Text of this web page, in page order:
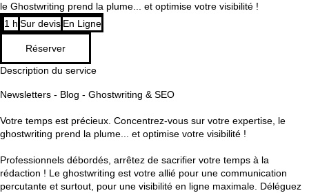
le Ghostwriting prend la plume... et optimise votre visibilité !
1 h 1
Sur
devis
Sur devis En Ligne
Réserver
Description du service
Newsletters - Blog - Ghostwriting & SEO
Votre temps est précieux. Concentrez-vous sur votre expertise, le
ghostwriting prend la plume... et optimise votre visibilité !
Professionnels débordés, arrêtez de sacrifier votre temps à la
rédaction ! Le ghostwriting est votre allié pour une communication
percutante et surtout, pour une visibilité en ligne maximale. Déléguez